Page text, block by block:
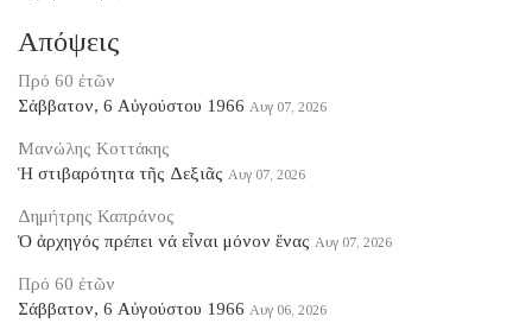
Απόψεις
Πρό 60 ἐτῶν
Σάββατον, 6 Αὐγούστου 1966 Αυγ 07, 2026
Μανώλης Κοττάκης
Ἡ στιβαρότητα τῆς Δεξιᾶς Αυγ 07, 2026
Δημήτρης Καπράνος
Ὁ ἀρχηγός πρέπει νά εἶναι μόνον ἕνας Αυγ 07, 2026
Πρό 60 ἐτῶν
Σάββατον, 6 Αὐγούστου 1966 Αυγ 06, 2026